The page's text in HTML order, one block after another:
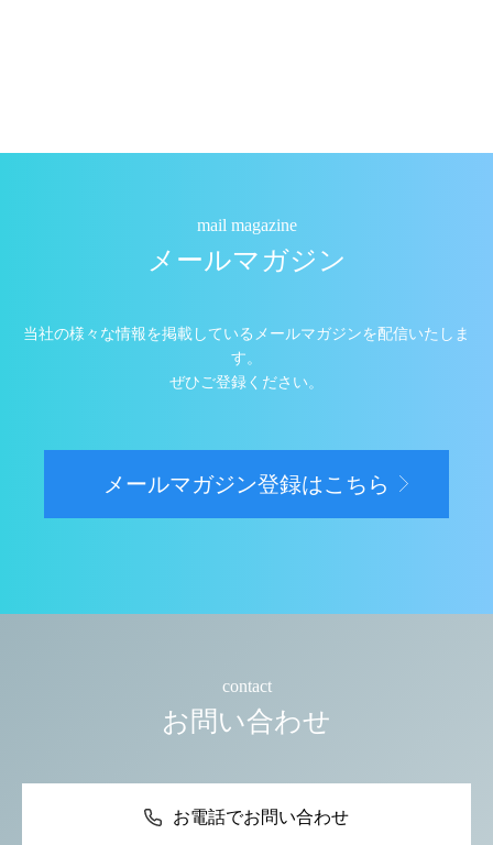
mail magazine
メールマガジン
当社の様々な情報を掲載しているメールマガジンを配信いたしま
す。
ぜひご登録ください。
メールマガジン登録はこちら
contact
お問い合わせ
お電話でお問い合わせ